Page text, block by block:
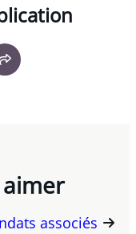
associés